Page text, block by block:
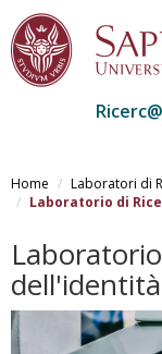
al
contenuto
Home
Laboratori di
Laboratorio di